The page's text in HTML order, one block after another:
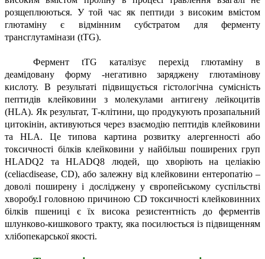
розщеплюються. У той час як пептиди з високим вмістом
глютаміну є відмінним субстратом для ферменту
трансглутамінази (tTG).
Фермент tTG каталізує перехід глютаміну в
деамідовану форму -негативно заряджену глютамінову
кислоту. В результаті підвищується гістологічна сумісність
пептидів клейковини з молекулами антигену лейкоцитів
(HLA). Як результат, Т-клітини, що продукують прозапальний
цитокінін, активуються через взаємодію пептидів клейковини
та HLA. Це типова картина розвитку алергенності або
токсичності білків клейковини у найбільш поширених груп
HLADQ2 та HLADQ8 людей, що хворіють на целіакію
(celiacdisease, CD), або залежну від клейковини ентеропатію –
доволі поширену і досліджену у європейському суспільстві
хворобу.І головною причиною CD токсичності клейковинних
білків пшениці є їх висока резистентність до ферментів
шлунково-кишкового тракту, яка посилюється із підвищенням
хлібопекарської якості.